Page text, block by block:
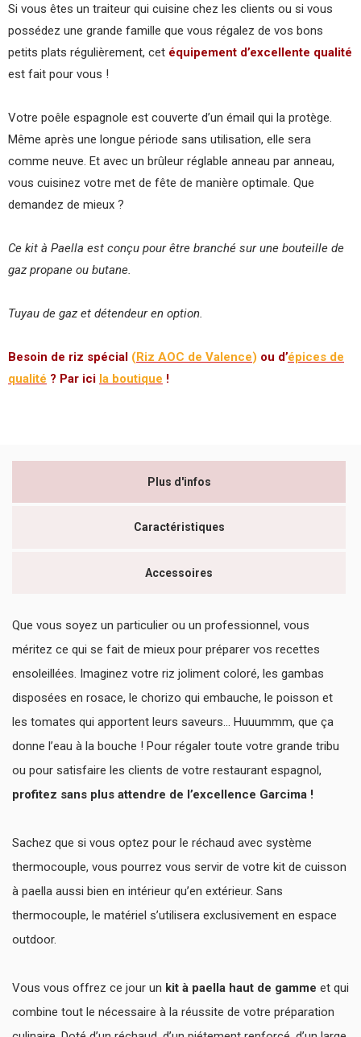
Si vous êtes un traiteur qui cuisine chez les clients ou si vous
possédez une grande famille que vous régalez de vos bons
petits plats régulièrement, cet équipement d’excellente qualité
est fait pour vous !
Votre poêle espagnole est couverte d’un émail qui la protège.
Même après une longue période sans utilisation, elle sera
comme neuve. Et avec un brûleur réglable anneau par anneau,
vous cuisinez votre met de fête de manière optimale. Que
demandez de mieux ?
Ce kit à Paella est conçu pour être branché sur une bouteille de
gaz propane ou butane.
Tuyau de gaz et détendeur en option.
Besoin de riz spécial (Riz AOC de Valence) ou d’épices de
qualité ? Par ici la boutique !
Plus d'infos
Caractéristiques
Accessoires
Que vous soyez un particulier ou un professionnel, vous
méritez ce qui se fait de mieux pour préparer vos recettes
ensoleillées. Imaginez votre riz joliment coloré, les gambas
disposées en rosace, le chorizo qui embauche, le poisson et
les tomates qui apportent leurs saveurs… Huuummm, que ça
donne l’eau à la bouche ! Pour régaler toute votre grande tribu
ou pour satisfaire les clients de votre restaurant espagnol,
profitez sans plus attendre de l’excellence Garcima !
Sachez que si vous optez pour le réchaud avec système
thermocouple, vous pourrez vous servir de votre kit de cuisson
à paella aussi bien en intérieur qu’en extérieur. Sans
thermocouple, le matériel s’utilisera exclusivement en espace
outdoor.
Vous vous offrez ce jour un kit à paella haut de gamme et qui
combine tout le nécessaire à la réussite de votre préparation